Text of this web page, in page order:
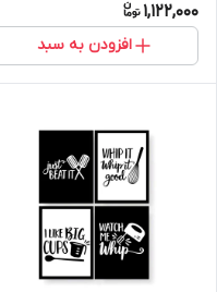
1,122,000
افزودن به سبد